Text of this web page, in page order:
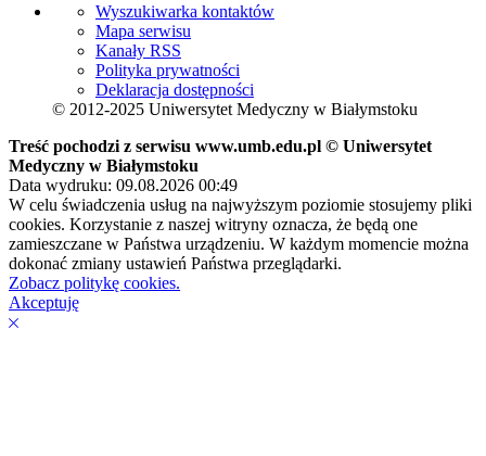
Wyszukiwarka kontaktów
Mapa serwisu
Kanały RSS
Polityka prywatności
Deklaracja dostępności
© 2012-2025 Uniwersytet Medyczny w Białymstoku
Treść pochodzi z serwisu www.umb.edu.pl © Uniwersytet
Medyczny w Białymstoku
Data wydruku: 09.08.2026 00:49
W celu świadczenia usług na najwyższym poziomie stosujemy pliki
cookies. Korzystanie z naszej witryny oznacza, że będą one
zamieszczane w Państwa urządzeniu. W każdym momencie można
dokonać zmiany ustawień Państwa przeglądarki.
Zobacz politykę cookies.
Akceptuję